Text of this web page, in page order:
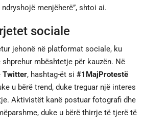
menjëherë”, shtoi ai.
sociale
jehonë në platformat sociale, ku
mbështetje për kauzën. Në
Twitter, hashtag-ët si #1MajProtestë
u bërë trend, duke treguar një interes
Aktivistët kanë postuar fotografi dhe
duke u bërë thirrje të tjerë të